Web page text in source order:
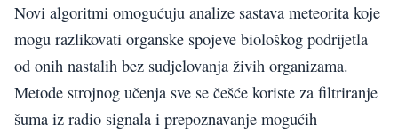
Novi algoritmi omogućuju analize sastava meteorita koje
mogu razlikovati organske spojeve biološkog podrijetla
od onih nastalih bez sudjelovanja živih organizama.
Metode strojnog učenja sve se češće koriste za filtriranje
šuma iz radio signala i prepoznavanje mogućih